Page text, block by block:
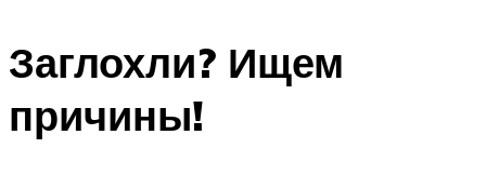
Заглохли? Ищем
причины!